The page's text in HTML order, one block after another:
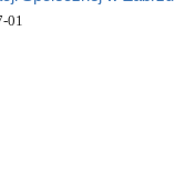
01